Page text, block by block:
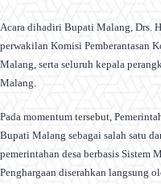
Acara dihadiri Bupati Malang, Drs.
perwakilan Komisi Pemberantasan
Malang, serta seluruh kepala
Malang.
Pada momentum tersebut,
Bupati Malang sebagai salah satu
pemerintahan desa berbasis
Penghargaan diserahkan langsung